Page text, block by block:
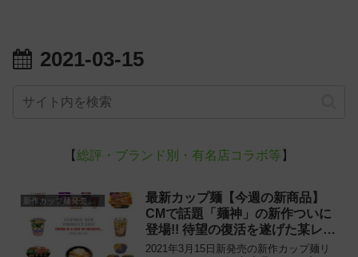
2021-03-15
【総評・ブランド別・有名店コラボ等 】
新作カップ麺発売予定
最新カップ麺【今週の新商品】
CMで話題「麺神」の新作ついに
登場!! 待望の復活を遂げた某レン
ジ麺にも注目
2021年3月15日新発売の新作カップ麺リ